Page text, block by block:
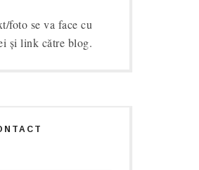
foto se va face cu
și link către blog.